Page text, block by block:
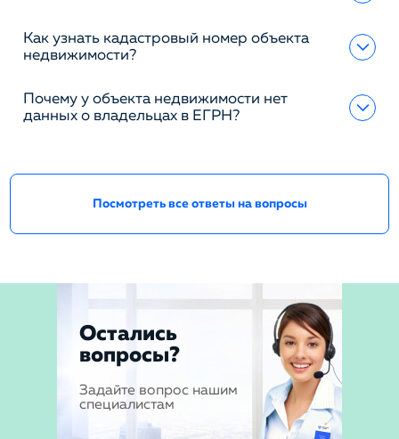
Как узнать кадастровый номер объекта
недвижимости?
Почему у объекта недвижимости нет
данных о владельцах в ЕГРН?
Посмотреть все ответы на вопросы
Остались
вопросы?
Задайте вопрос нашим
специалистам